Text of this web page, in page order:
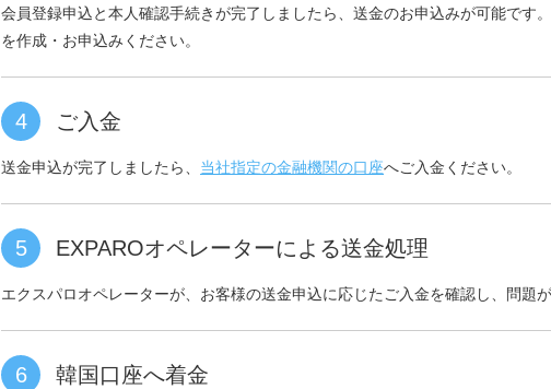
会員登録申込と本人確認手続きが完了しましたら、送金のお申込みが可能です
を作成・お申込みください。
4 ご入金
送金申込が完了しましたら、 当社指定の金融機関の口座へご入金ください。
5 EXPAROオペレーターによる送金処理
エクスパロオペレーターが、お客様の送金申込に応じたご入金を確認し、問題
6 韓国口座へ着金